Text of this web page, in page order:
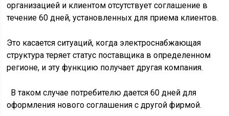
организацией и клиентом отсутствует соглашение в
течение 60 дней, установленных для приема клиентов.
Это касается ситуаций, когда электроснабжающая
структура теряет статус поставщика в определенном
регионе, и эту функцию получает другая компания.
В таком случае потребителю дается 60 дней для
оформления нового соглашения с другой фирмой.